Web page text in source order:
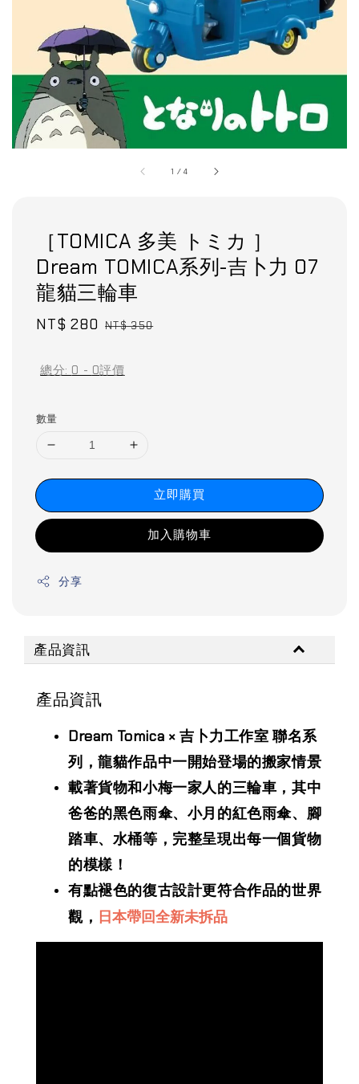
1 /4
［TOMICA 多美 トミカ ］
Dream TOMICA系列-吉卜力 07
龍貓三輪車
Sale
NT$ 280 Regular
NT$ 350
總分: 0 - 0評價
數量
立即購買
加入購物車
分享
產品資訊
產品資訊
Dream Tomica × 吉卜力工作室 聯名系
列，龍貓作品中一開始登場的搬家情景
載著貨物和小梅一家人的三輪車，其中
爸爸的黑色雨傘、小月的紅色雨傘、腳
踏車、水桶等，完整呈現出每一個貨物
的模樣！
有點褪色的復古設計更符合作品的世界
觀， 日本帶回全新未拆品